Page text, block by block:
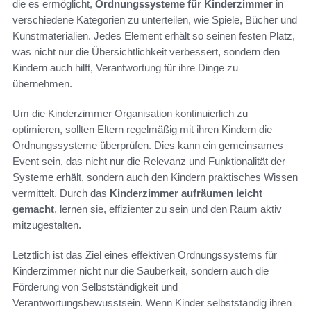
die es ermöglicht, Ordnungssysteme für Kinderzimmer in
verschiedene Kategorien zu unterteilen, wie Spiele, Bücher und
Kunstmaterialien. Jedes Element erhält so seinen festen Platz,
was nicht nur die Übersichtlichkeit verbessert, sondern den
Kindern auch hilft, Verantwortung für ihre Dinge zu
übernehmen.
Um die Kinderzimmer Organisation kontinuierlich zu
optimieren, sollten Eltern regelmäßig mit ihren Kindern die
Ordnungssysteme überprüfen. Dies kann ein gemeinsames
Event sein, das nicht nur die Relevanz und Funktionalität der
Systeme erhält, sondern auch den Kindern praktisches Wissen
vermittelt. Durch das Kinderzimmer aufräumen leicht
gemacht, lernen sie, effizienter zu sein und den Raum aktiv
mitzugestalten.
Letztlich ist das Ziel eines effektiven Ordnungssystems für
Kinderzimmer nicht nur die Sauberkeit, sondern auch die
Förderung von Selbstständigkeit und
Verantwortungsbewusstsein. Wenn Kinder selbstständig ihren